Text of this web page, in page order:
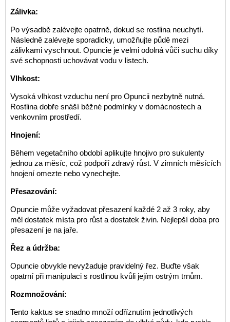
Zálivka:
Po výsadbě zalévejte opatrně, dokud se rostlina neuchytí.
Následně zalévejte sporadicky, umožňujte půdě mezi
zálivkami vyschnout. Opuncie je velmi odolná vůči suchu díky
své schopnosti uchovávat vodu v listech.
Vlhkost:
Vysoká vlhkost vzduchu není pro Opuncii nezbytně nutná.
Rostlina dobře snáší běžné podmínky v domácnostech a
venkovním prostředí.
Hnojení:
Během vegetačního období aplikujte hnojivo pro sukulenty
jednou za měsíc, což podpoří zdravý růst. V zimních měsících
hnojení omezte nebo vynechejte.
Přesazování:
Opuncie může vyžadovat přesazení každé 2 až 3 roky, aby
měl dostatek místa pro růst a dostatek živin. Nejlepší doba pro
přesazení je na jaře.
Řez a údržba:
Opuncie obvykle nevyžaduje pravidelný řez. Buďte však
opatrní při manipulaci s rostlinou kvůli jejím ostrým trnům.
Rozmnožování:
Tento kaktus se snadno množí odříznutím jednotlivých